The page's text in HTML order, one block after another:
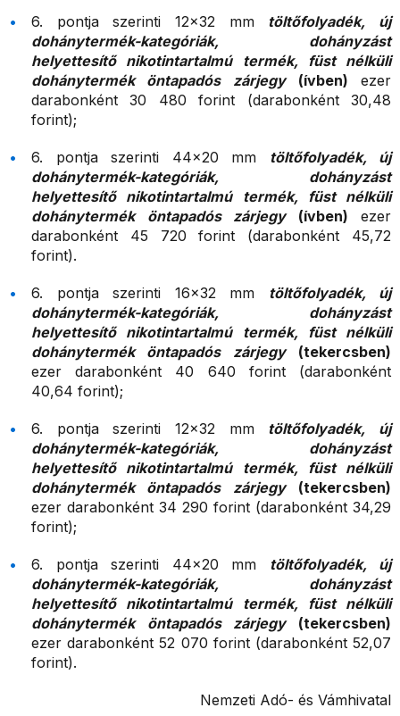
6. pontja szerinti 12×32 mm töltőfolyadék, új
dohánytermék-kategóriák, dohányzást
helyettesítő nikotintartalmú termék, füst nélküli
dohánytermék öntapadós zárjegy
(ívben) ezer
darabonként 30 480 forint (darabonként 30,48
forint);
6. pontja szerinti 44×20 mm
töltőfolyadék, új
dohánytermék-kategóriák, dohányzást
helyettesítő nikotintartalmú termék, füst nélküli
dohánytermék öntapadós zárjegy (ívben) ezer
darabonként 45 720 forint (darabonként 45,72
forint).
6. pontja szerinti 16×32 mm
töltőfolyadék, új
dohánytermék-kategóriák, dohányzást
helyettesítő nikotintartalmú termék, füst nélküli
dohánytermék öntapadós zárjegy
(tekercsben)
ezer darabonként 40 640 forint (darabonként
40,64 forint);
6. pontja szerinti 12×32 mm töltőfolyadék, új
dohánytermék-kategóriák, dohányzást
helyettesítő nikotintartalmú termék, füst nélküli
dohánytermék öntapadós zárjegy
(tekercsben)
ezer darabonként 34 290 forint (darabonként 34,29
forint);
6. pontja szerinti 44×20 mm
töltőfolyadék, új
dohánytermék-kategóriák, dohányzást
helyettesítő nikotintartalmú termék, füst nélküli
dohánytermék öntapadós zárjegy (tekercsben)
ezer darabonként 52 070 forint (darabonként 52,07
forint).
Nemzeti Adó- és Vámhivatal